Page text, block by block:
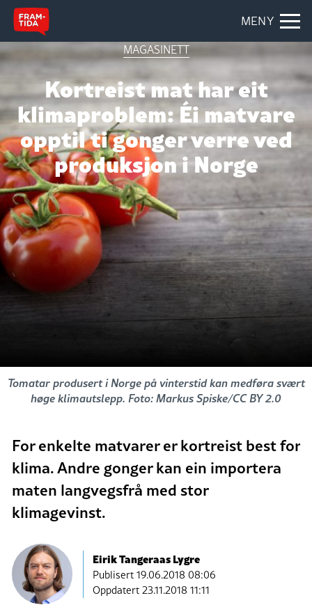
MENY
MAGASINETT
Kortreist mat har eit
klimaproblem: Éi matvare
opptil ti gonger verre ved
produksjon i Norge
Tomatar produsert i Norge på vinterstid kan medføra svært
høge klimautslepp. Foto: Markus Spiske/CC BY 2.0
For enkelte matvarer er kortreist best for
klima. Andre gonger kan ein importera
maten langvegsfrå med stor
klimagevinst.
Eirik Tangeraas Lygre
Publisert19.06.2018 08:06
Oppdatert 23.11.2018 11:11